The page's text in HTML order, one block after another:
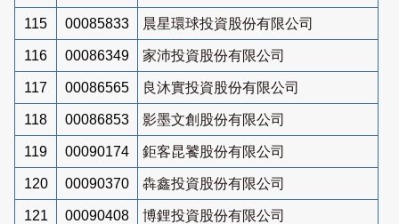
115 00085833 晨星環球投資股份有限公司
116 00086349 家沛投資股份有限公司
117 00086565 良沐實投資股份有限公司
118 00086853 影墨文創股份有限公司
119 00090174 鉅客昆饕股份有限公司
120 00090370 犇鑫投資股份有限公司
121 00090408 博鋰投資股份有限公司